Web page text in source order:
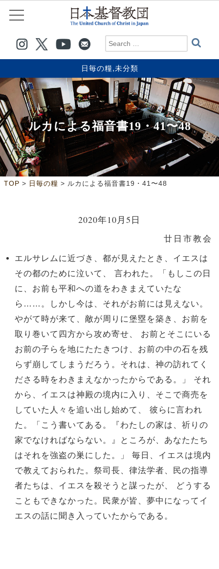
日毎の糧,未分類
ルカによる福音書19・41〜48
TOP > 日毎の糧 > ルカによる福音書19・41〜48
2020年10月5日
廿日市教会
エルサレムに近づき、都が見えたとき、イエスは
その都のために泣いて、 言われた。「もしこの日
に、お前も平和への道をわきまえていたな
ら……。しかし今は、それがお前には見えない。
やがて時が来て、敵が周りに堡塁を築き、お前を
取り巻いて四方から攻め寄せ、 お前とそこにいる
お前の子らを地にたたきつけ、お前の中の石を残
らず崩してしまうだろう。それは、神の訪れてく
ださる時をわきまえなかったからである。」 それ
から、イエスは神殿の境内に入り、そこで商売を
していた人々を追い出し始めて、 彼らに言われ
た。「こう書いてある。『わたしの家は、祈りの
家でなければならない。』ところが、あなたたち
はそれを強盗の巣にした。」 毎日、イエスは境内
で教えておられた。祭司長、律法学者、民の指導
者たちは、イエスを殺そうと謀ったが、 どうする
こともできなかった。民衆が皆、夢中になってイ
エスの話に聞き入っていたからである。